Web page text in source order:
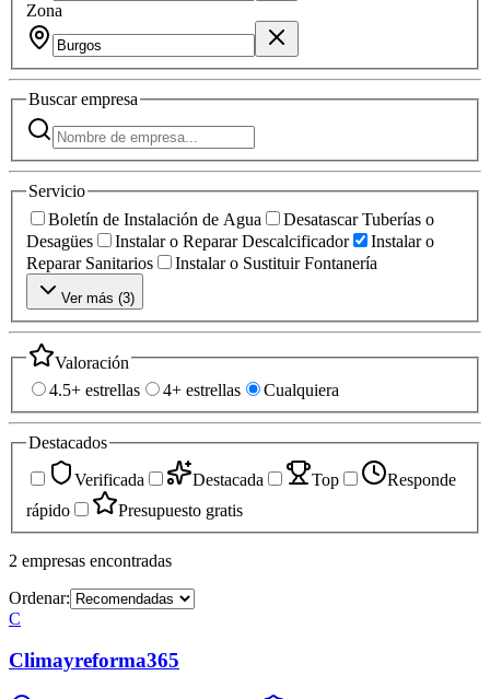
Zona
Buscarempresa
Servicio
Boletín de Instalación de Agua
Desatascar Tuberías o
Desagües
Instalar o Reparar Descalcificador
Instalar o
Reparar Sanitarios
Instalar o Sustituir Fontanería
Ver más (3)
Valoración
4.5+ estrellas
4+ estrellas Cualquiera
Destacados
Verificada
Destacada Top
Responde
rápido
Presupuesto gratis
2 empresas encontradas
Ordenar:
C
Climayreforma365